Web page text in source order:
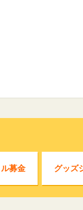
募金 グッズ